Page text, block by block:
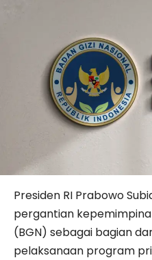
Presiden RI Prabowo
pergantian
(BGN) sebagai bagian
pelaksanaan program